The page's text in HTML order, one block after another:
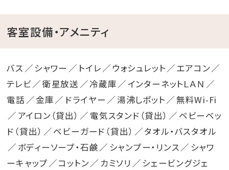
客室設備・アメニティ
バス シャワー トイレ ウォシュレット
エアコン
テレビ
衛星放送 冷蔵庫
インターネットＬＡＮ
電話
金庫 ドライヤー 湯沸しポット
無料Wi-Fi
アイロン（貸出）
電気スタンド（貸出）
ベビーベッ
ド（貸出）
ベビーガード（貸出）
タオル・バスタオル
ボディーソープ・石鹸
シャンプー・リンス
シャワ
ーキャップ
コットン カミソリ
シェービングジェ